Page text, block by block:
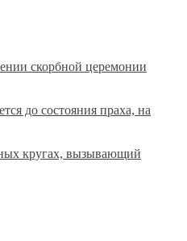
скорбной церемонии
до состояния праха, на
кругах, вызывающий